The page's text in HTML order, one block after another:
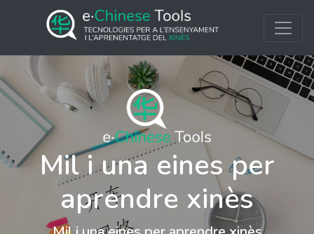
Mil i una eines per
aprendre xinès